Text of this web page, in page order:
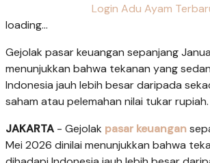
Login Adu Ayam
loading...
Gejolak pasar keuangan sepanjang
menunjukkan bahwa tekanan yang
Indonesia jauh lebih besar daripada
saham atau pelemahan nilai tukar
JAKARTA - Gejolak pasar keuangan
Mei 2026 dinilai menunjukkan bahwa